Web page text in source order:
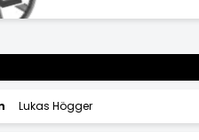
Lukas Högger